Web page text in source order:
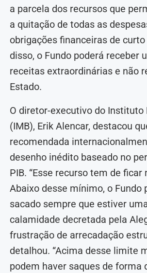
a parcela dos recursos que
a quitação de todas as
obrigações financeiras de
disso, o Fundo poderá receber
receitas extraordinárias e não
Estado.
O diretor-executivo do Instituto
(IMB), Erik Alencar, destacou
recomendada
desenho inédito baseado no
PIB. “Esse recurso tem de ficar
Abaixo desse mínimo, o Fundo
sacado sempre que estiver
calamidade decretada pela
frustração de arrecadação
detalhou. “Acima desse limite
podem haver saques de forma